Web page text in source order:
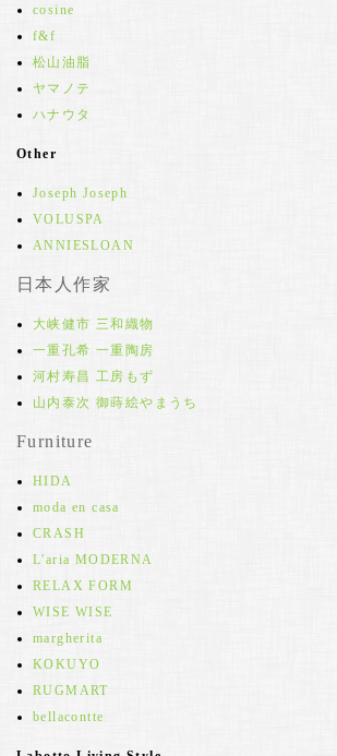
cosine
f&f
松山油脂
ヤマノテ
ハナウタ
Other
Joseph Joseph
VOLUSPA
ANNIESLOAN
日本人作家
大峡健市 三和織物
一重孔希 一重陶房
河村寿昌 工房もず
山内泰次 御蒔絵やまうち
Furniture
HIDA
moda en casa
CRASH
L'aria MODERNA
RELAX FORM
WISE WISE
margherita
KOKUYO
RUGMART
bellacontte